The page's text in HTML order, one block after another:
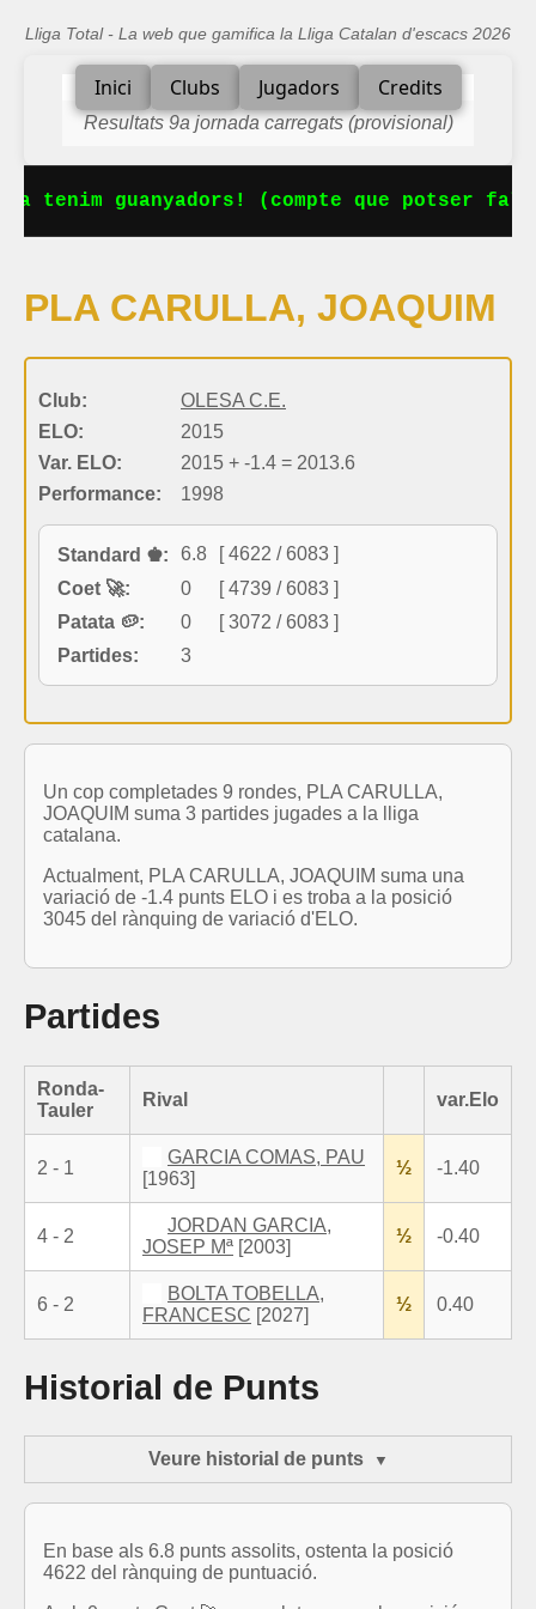
Lliga Total - La web que gamifica la Lliga Catalan d'escacs 2026
Inici Clubs Jugadors Credits
Resultats 9a jornada carregats (provisional)
tenim guanyadors! (compte que potser
PLA CARULLA, JOAQUIM
Club:
OLESA C.E.
ELO:
2015
Var. ELO:
2015 + -1.4 = 2013.6
Performance:
1998
Standard ♚: 6.8
[ 4622 / 6083 ]
Coet 🚀:
0
[ 4739 / 6083 ]
Patata 🥔:
0
[ 3072 / 6083 ]
Partides:
3
Un cop completades 9 rondes, PLA CARULLA,
JOAQUIM suma 3 partides jugades a la lliga
catalana.
Actualment, PLA CARULLA, JOAQUIM suma una
variació de -1.4 punts ELO i es troba a la posició
3045 del rànquing de variació d'ELO.
Partides
Ronda-
Tauler
Rival var.Elo
2 - 1
GARCIA COMAS, PAU
[1963]
½ -1.40
4 - 2
JORDAN GARCIA,
JOSEP Mª [2003]
½ -0.40
6 - 2
BOLTA TOBELLA,
FRANCESC [2027]
½ 0.40
Historial de Punts
Veure historial de punts
En base als 6.8 punts assolits, ostenta la posició
4622 del rànquing de puntuació.